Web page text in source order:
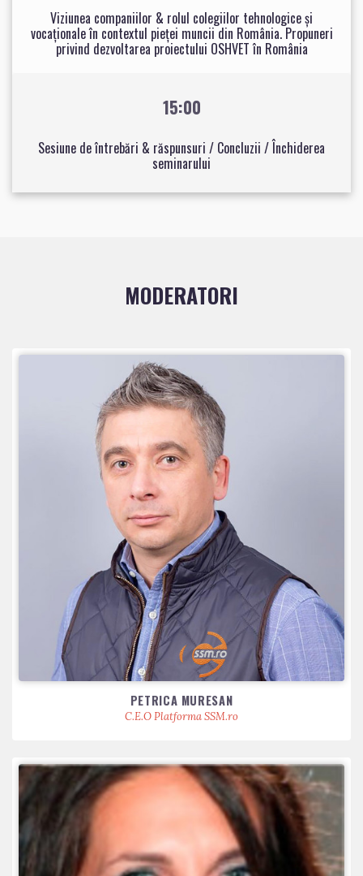
Viziunea companiilor & rolul colegiilor tehnologice și
vocaționale în contextul pieței muncii din România. Propuneri
privind dezvoltarea proiectului OSHVET în România
15:00
Sesiune de întrebări & răspunsuri / Concluzii / Închiderea
seminarului
MODERATORI
PETRICA MURESAN
C.E.O Platforma SSM.ro